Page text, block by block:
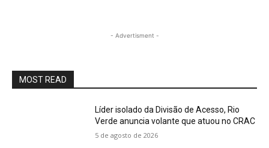
- Advertisment -
MOST READ
Líder isolado da Divisão de Acesso, Rio
Verde anuncia volante que atuou no CRAC
5 de agosto de 2026